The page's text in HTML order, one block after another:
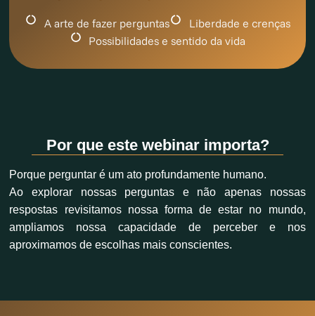
A arte de fazer perguntas
Liberdade e crenças
Possibilidades e sentido da vida
Por que este webinar importa?
Porque perguntar é um ato profundamente humano.
Ao explorar nossas perguntas e não apenas nossas
respostas revisitamos nossa forma de estar no mundo,
ampliamos nossa capacidade de perceber e nos
aproximamos de escolhas mais conscientes.